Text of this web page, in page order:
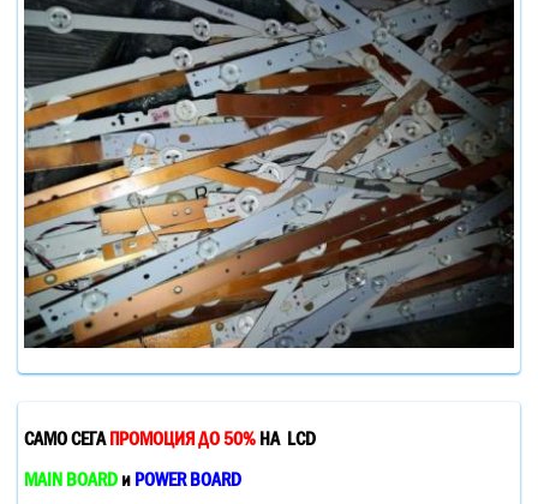
САМО СЕГАПРОМОЦИЯ ДО 50% НА LCD
MAIN BOARD и POWER BOARD